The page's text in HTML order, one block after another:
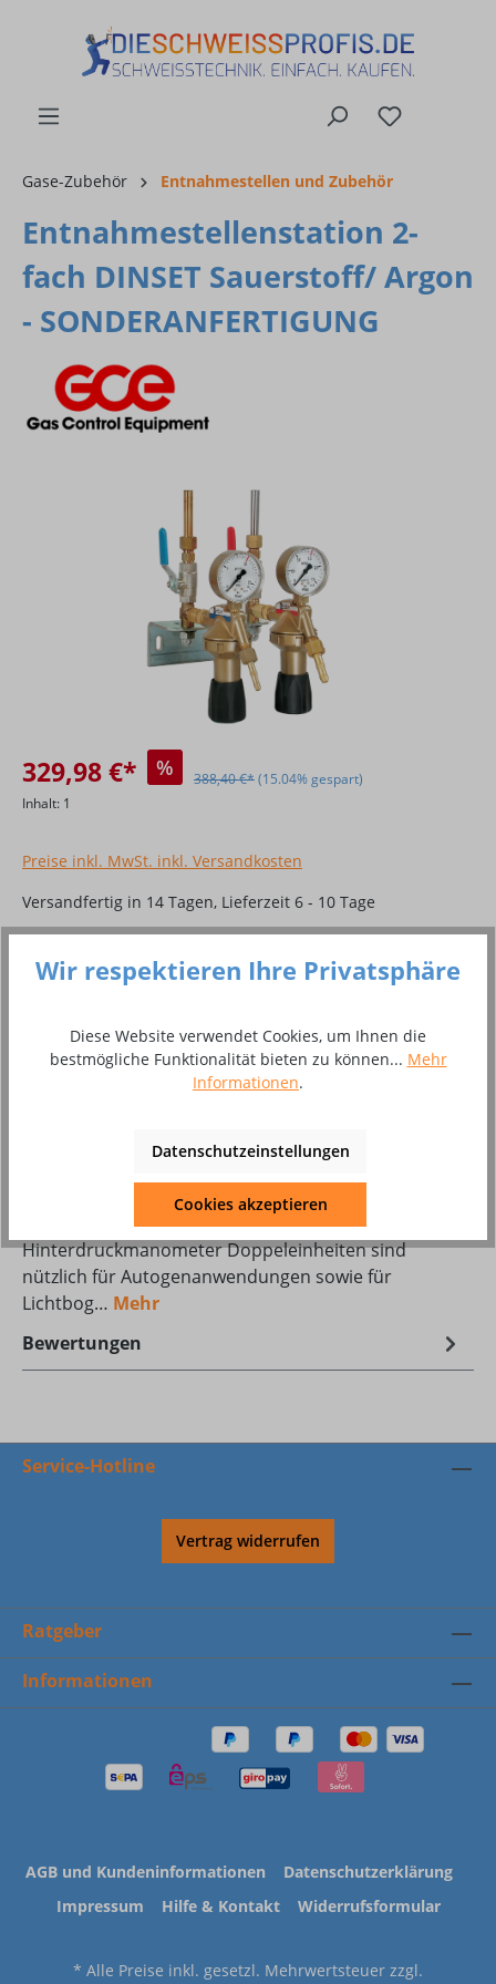
Gase-Zubehör Entnahmestellen und Zubehör
Entnahmestellenstation 2-
fach DINSET Sauerstoff/ Argon
- SONDERANFERTIGUNG
Bildergalerie überspringen
329,98 €* % 388,40 €*(15.04% gespart)
Inhalt: 1
Preise inkl. MwSt. inkl. Versandkosten
Versandfertig in 14 Tagen, Lieferzeit 6 - 10 Tage
Produkt Anzahl: Gib den gewünschten
In den Warenkorb
Zum Merkzettel hinzufügen
8002606
Beschreibung
DINSET Doppelentnahmestelle mit
Hinterdruckmanometer Doppeleinheiten sind
nützlich für Autogenanwendungen sowie für
Lichtbog… Mehr
Bewertungen
Service-Hotline
Vertrag widerrufen
Ratgeber
Informationen
AGB und Kundeninformationen
Datenschutzerklärung
Impressum
Hilfe & Kontakt Widerrufsformular
* Alle Preise inkl. gesetzl. Mehrwertsteuer zzgl.
Wir respektieren Ihre Privatsphäre
Diese Website verwendet Cookies, um Ihnen die
bestmögliche Funktionalität bieten zu können... Mehr
Informationen.
Datenschutzeinstellungen
Cookies akzeptieren